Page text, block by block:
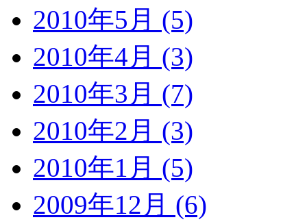
2010年5月 (5)
2010年4月 (3)
2010年3月 (7)
2010年2月 (3)
2010年1月 (5)
2009年12月 (6)